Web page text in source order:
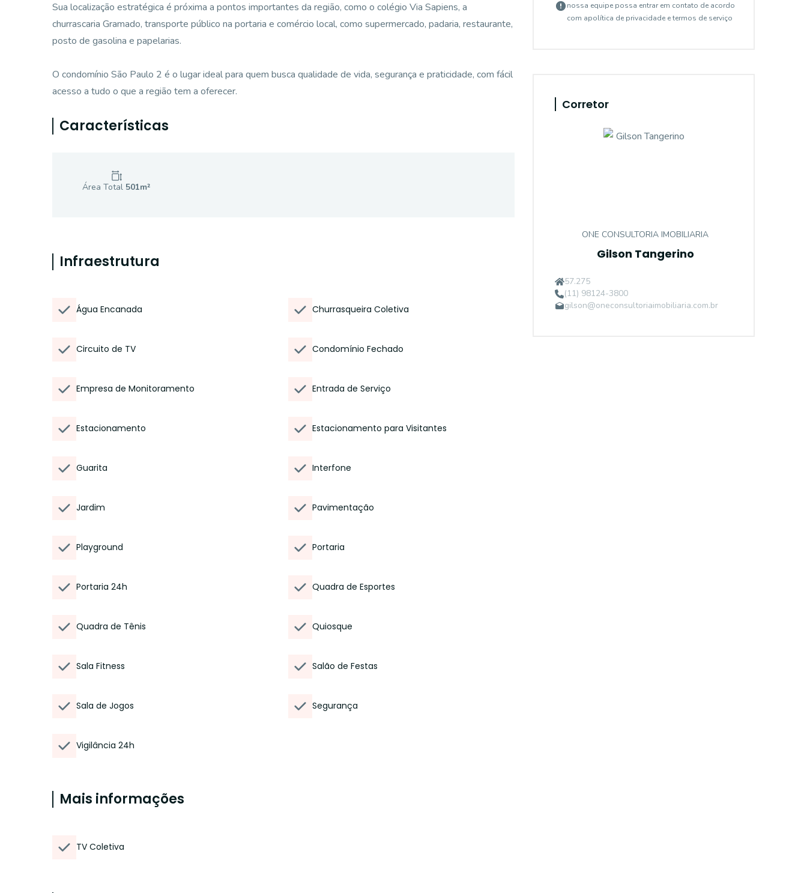
Sua localização estratégica é próxima a pontos importantes da região, como o colégio Via Sapiens, a
churrascaria Gramado, transporte público na portaria e comércio local, como supermercado, padaria, restaurante,
posto de gasolina e papelarias.
O condomínio São Paulo 2 é o lugar ideal para quem busca qualidade de vida, segurança e praticidade, com fácil
acesso a tudo o que a região tem a oferecer.
Características
Área Total 501m²
Infraestrutura
Água Encanada Churrasqueira Coletiva
Circuito de TV Condomínio Fechado
Empresa de Monitoramento Entrada de Serviço
Estacionamento Estacionamento para Visitantes
Guarita Interfone
Jardim Pavimentação
Playground Portaria
Portaria 24h Quadra de Esportes
Quadra de Tênis Quiosque
Sala Fitness Salão de Festas
Sala de Jogos Segurança
Vigilância 24h
Mais informações
TV Coletiva
nossa equipe possa entrar em contato de acordo
com apolítica de privacidade e termos de serviço
Corretor
ONE CONSULTORIA IMOBILIARIA
Gilson Tangerino
57.275
(11) 98124-3800
gilson@oneconsultoriaimobiliaria.com.br